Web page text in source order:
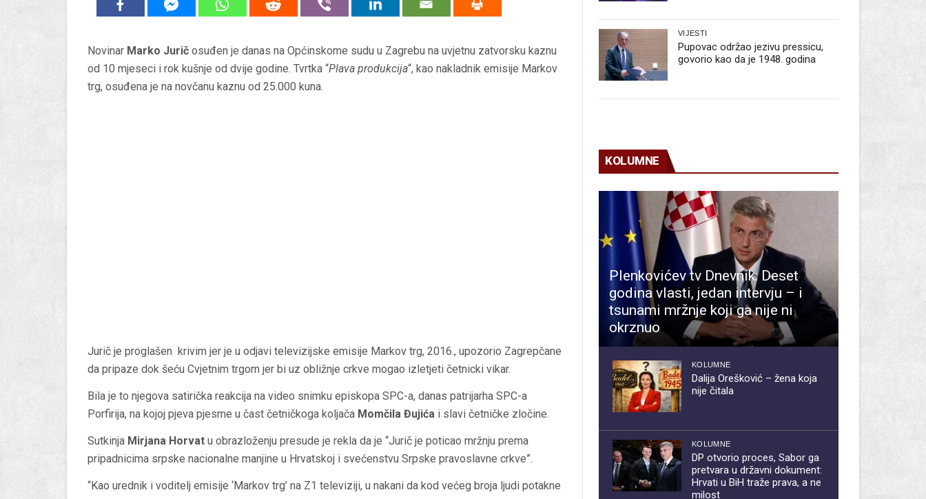
Novinar Marko Jurič osuđen je danas na Općinskome sudu u Zagrebu na uvjetnu zatvorsku kaznu
od 10 mjeseci i rok kušnje od dvije godine. Tvrtka “Plava produkcija“, kao nakladnik emisije Markov
trg, osuđena je na novčanu kaznu od 25.000 kuna.
Jurič je proglašen krivim jer je u odjavi televizijske emisije Markov trg, 2016., upozorio Zagrepčane
da pripaze dok šeću Cvjetnim trgom jer bi uz obližnje crkve mogao izletjeti četnicki vikar.
Bila je to njegova satirička reakcija na video snimku episkopa SPC-a, danas patrijarha SPC-a
Porfirija, na kojoj pjeva pjesme u čast četničkoga koljača Momčila Đujića i slavi četničke zločine.
Sutkinja Mirjana Horvat u obrazloženju presude je rekla da je “Jurič je poticao mržnju prema
pripadnicima srpske nacionalne manjine u Hrvatskoj i svećenstvu Srpske pravoslavne crkve”.
“Kao urednik i voditelj emisije ‘Markov trg’ na Z1 televiziji, u nakani da kod većeg broja ljudi potakne
VIJESTI
Pupovac održao jezivu pressicu,
govorio kao da je 1948. godina
KOLUMNE
Plenkovićev tv Dnevnik: Deset
godina vlasti, jedan intervju – i
tsunami mržnje koji ga nije ni
okrznuo
KOLUMNE
Dalija Orešković – žena koja
nije čitala
KOLUMNE
DP otvorio proces, Sabor ga
pretvara u državni dokument:
Hrvati u BiH traže prava, a ne
milost